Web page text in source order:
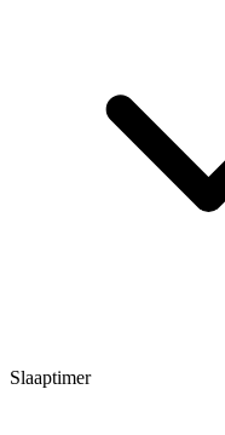
Slaaptimer